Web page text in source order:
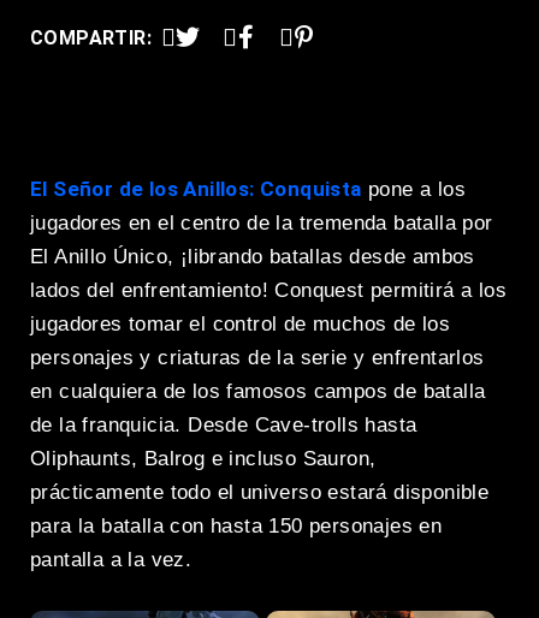
COMPARTIR:
El Señor de los Anillos: Conquista pone a los
jugadores en el centro de la tremenda batalla por
El Anillo Único, ¡librando batallas desde ambos
lados del enfrentamiento! Conquest permitirá a los
jugadores tomar el control de muchos de los
personajes y criaturas de la serie y enfrentarlos
en cualquiera de los famosos campos de batalla
de la franquicia. Desde Cave-trolls hasta
Oliphaunts, Balrog e incluso Sauron,
prácticamente todo el universo estará disponible
para la batalla con hasta 150 personajes en
pantalla a la vez.